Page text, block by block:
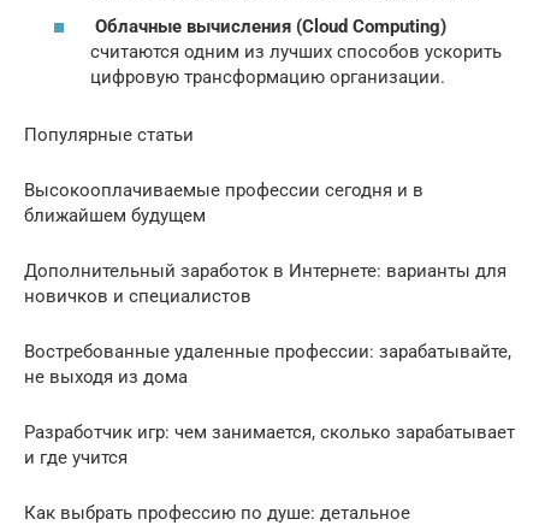
Облачные вычисления (Сloud Computing)
считаются одним из лучших способов ускорить
цифровую трансформацию организации.
Популярные статьи
Высокооплачиваемые профессии сегодня и в
ближайшем будущем
Дополнительный заработок в Интернете: варианты для
новичков и специалистов
Востребованные удаленные профессии: зарабатывайте,
не выходя из дома
Разработчик игр: чем занимается, сколько зарабатывает
и где учится
Как выбрать профессию по душе: детальное